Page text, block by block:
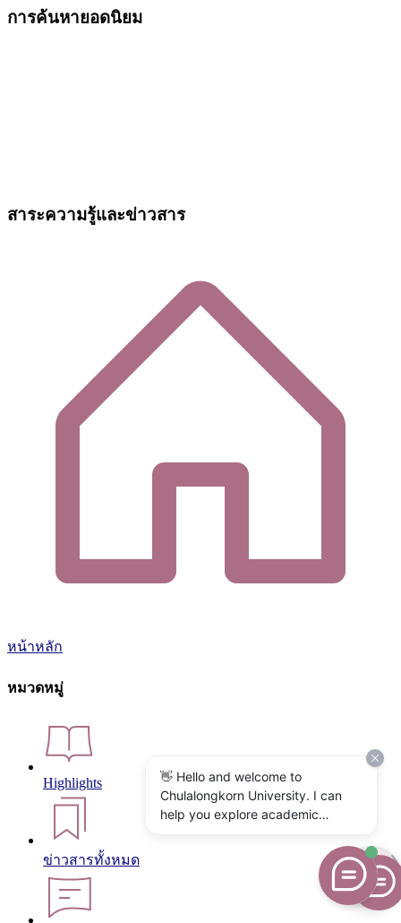
การค้นหายอดนิยม
สาระความรู้และข่าวสาร
หน้าหลัก
หมวดหมู่
Highlights
ข่าวสารทั้งหมด
👋 Hello and welcome to
Chulalongkorn University. I can
help you explore academic